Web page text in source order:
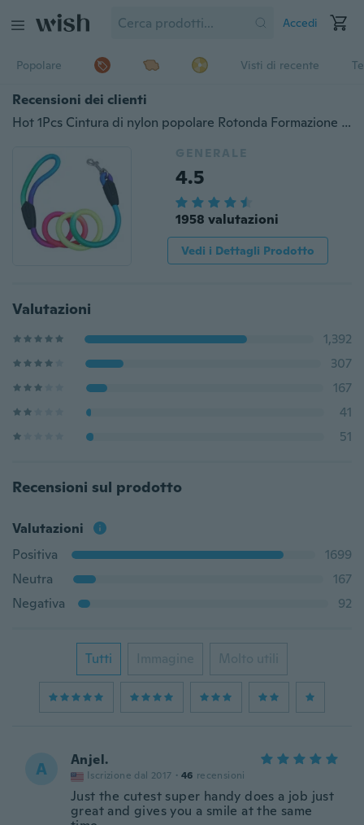
Accedi
Popolare Visti di recente
Recensioni dei clienti
Hot 1Pcs Cintura di nylon popolare Rotonda Formazione Guinzagli Collare di tessuto colorato arcobaleno corda di trazione per cani da compagnia
GENERALE
4.5
1958 valutazioni
Vedi i Dettagli Prodotto
Valutazioni
1,392
307
167
41
51
Recensioni sul prodotto
Valutazioni
Positiva
1699
Neutra
167
Negativa
92
Tutti Immagine Molto utili
A Anjel.
Iscrizione dal 2017 · 46 recensioni
Just the cutest super handy does a job just
great and gives you a smile at the same